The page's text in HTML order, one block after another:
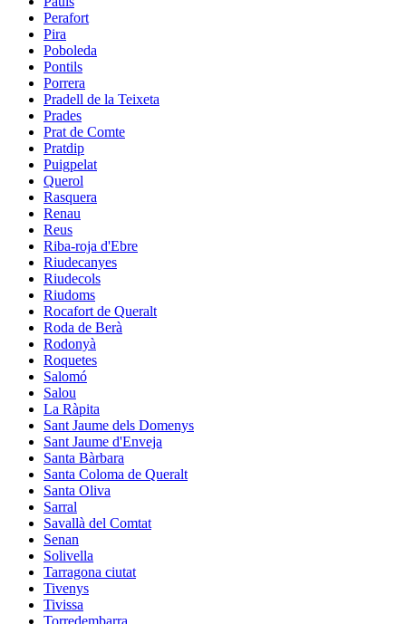
Perafort
Pira
Poboleda
Pontils
Porrera
Pradell de la Teixeta
Prades
Prat de Comte
Pratdip
Puigpelat
Querol
Rasquera
Renau
Reus
Riba-roja d'Ebre
Riudecanyes
Riudecols
Riudoms
Rocafort de Queralt
Roda de Berà
Rodonyà
Roquetes
Salomó
Salou
La Ràpita
Sant Jaume dels Domenys
Sant Jaume d'Enveja
Santa Bàrbara
Santa Coloma de Queralt
Santa Oliva
Sarral
Savallà del Comtat
Senan
Solivella
Tarragona ciutat
Tivenys
Tivissa
Torredembarra